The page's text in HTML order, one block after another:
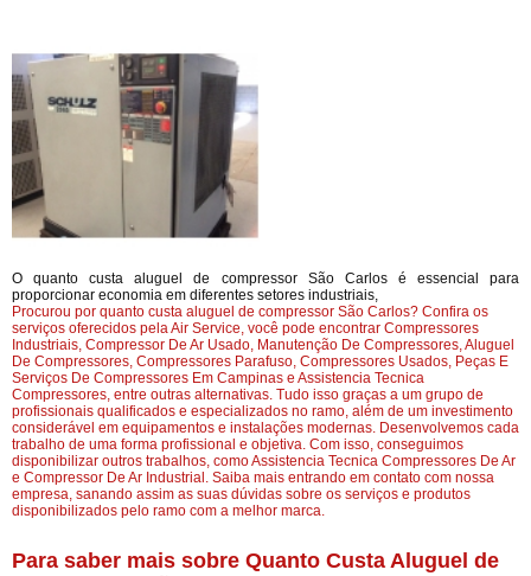
O quanto custa aluguel de compressor São Carlos é essencial para
proporcionar economia em diferentes setores industriais,
Procurou por quanto custa aluguel de compressor São Carlos? Confira os
serviços oferecidos pela Air Service, você pode encontrar Compressores
Industriais, Compressor De Ar Usado, Manutenção De Compressores, Aluguel
De Compressores, Compressores Parafuso, Compressores Usados, Peças E
Serviços De Compressores Em Campinas e Assistencia Tecnica
Compressores, entre outras alternativas. Tudo isso graças a um grupo de
profissionais qualificados e especializados no ramo, além de um investimento
considerável em equipamentos e instalações modernas. Desenvolvemos cada
trabalho de uma forma profissional e objetiva. Com isso, conseguimos
disponibilizar outros trabalhos, como Assistencia Tecnica Compressores De Ar
e Compressor De Ar Industrial. Saiba mais entrando em contato com nossa
empresa, sanando assim as suas dúvidas sobre os serviços e produtos
disponibilizados pelo ramo com a melhor marca.
Para saber mais sobre Quanto Custa Aluguel de